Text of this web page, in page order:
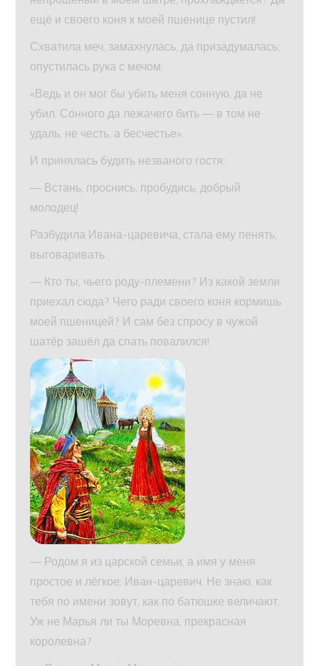
ещё и своего коня к моей пшенице пустил!
Схватила меч, замахнулась, да призадумалась;
опустилась рука с мечом.
«Ведь и он мог бы убить меня сонную, да не
убил. Сонного да лежачего бить — в том не
удаль, не честь, а бесчестье».
И принялась будить незваного гостя:
— Встань, проснись, пробудись, добрый
молодец!
Разбудила Ивана-царевича, стала ему пенять,
выговаривать :
— Кто ты, чьего роду-племени? Из какой земли
приехал сюда? Чего ради своего коня кормишь
моей пшеницей? И сам без спросу в чужой
шатёр зашёл да спать повалился!
— Родом я из царской семьи, а имя у меня
простое и лёгкое: Иван-царевич. Не знаю, как
тебя по имени зовут, как по батюшке величают.
Уж не Марья ли ты Моревна, прекрасная
королевна?